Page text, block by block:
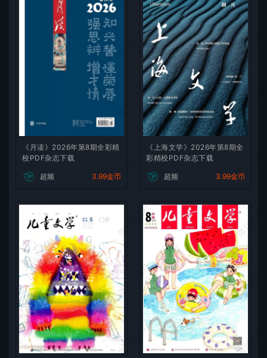
《月读》2026年第8期全彩精
校PDF杂志下载
超频 3.99金币
《上海文学》2026年第8期全
彩精校PDF杂志下载
超频 3.99金币
微刊杂志社
微刊杂
微刊杂志社
微刊杂
微刊杂志社
微刊杂
微刊杂志社
微刊杂
微刊杂志社
微刊杂
微刊杂志社
微刊杂